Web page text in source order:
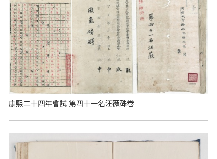
康熙二十四年會試 第四十一名汪薇硃卷